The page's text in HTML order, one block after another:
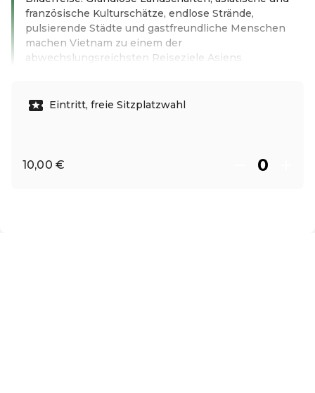
französische Kulturschätze, endlose Strände,
pulsierende Städte und gastfreundliche Menschen
machen Vietnam zu einem der
abwechslungsreichsten Reiseziele Asiens.
Eintritt, freie Sitzplatzwahl
10,00 €